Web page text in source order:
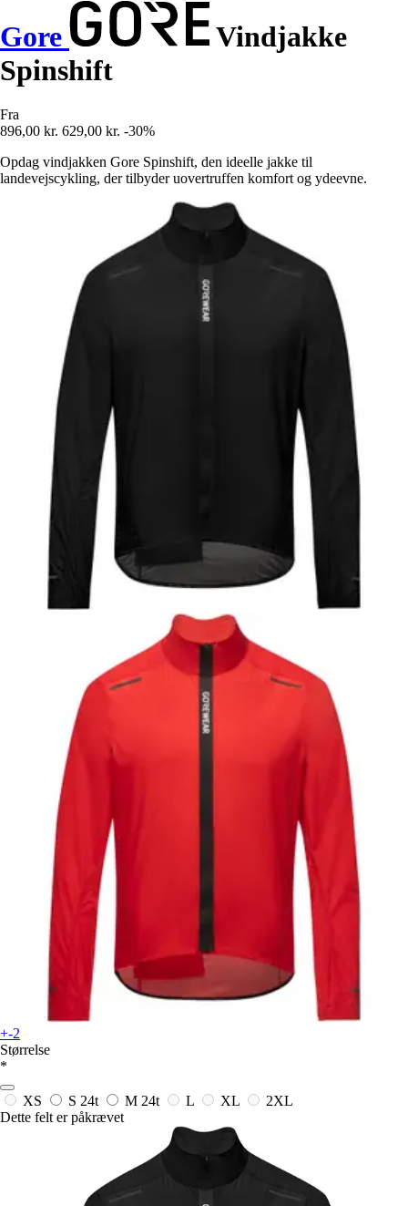
Gore
Vindjakke
Spinshift
Fra
896,00 kr. 629,00 kr. -30%
Opdag vindjakken Gore Spinshift, den ideelle jakke til
landevejscykling, der tilbyder uovertruffen komfort og ydeevne.
+-2
Størrelse
*
XS S 24t M 24t L XL
2XL
Dette felt er påkrævet